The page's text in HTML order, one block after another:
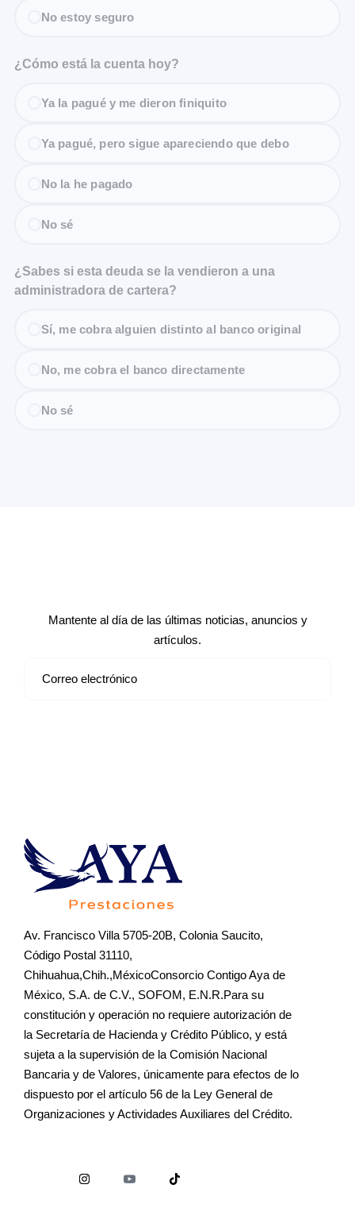
No estoy seguro
¿Cómo está la cuenta hoy?
Ya la pagué y me dieron finiquito
Ya pagué, pero sigue apareciendo que debo
No la he pagado
No sé
¿Sabes si esta deuda se la vendieron a una
administradora de cartera?
Sí, me cobra alguien distinto al banco original
No, me cobra el banco directamente
No sé
Mantente al día de las últimas noticias, anuncios y
artículos.
Av. Francisco Villa 5705-20B, Colonia Saucito,
Código Postal 31110,
Chihuahua,Chih.,MéxicoConsorcio Contigo Aya de
México, S.A. de C.V., SOFOM, E.N.R.Para su
constitución y operación no requiere autorización de
la Secretaría de Hacienda y Crédito Público, y está
sujeta a la supervisión de la Comisión Nacional
Bancaria y de Valores, únicamente para efectos de lo
dispuesto por el artículo 56 de la Ley General de
Organizaciones y Actividades Auxiliares del Crédito.